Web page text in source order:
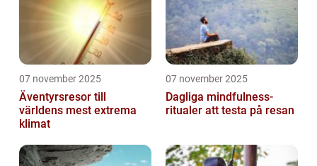
07 november 2025
Äventyrsresor till
världens mest extrema
klimat
07 november 2025
Dagliga mindfulness-
ritualer att testa på resan